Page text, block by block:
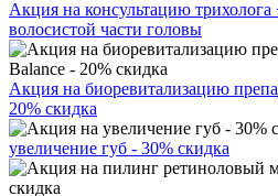
Акция на консультацию
волосистой части головы
Акция на биоревитализацию
20% скидка
увеличение губ - 30% скидка